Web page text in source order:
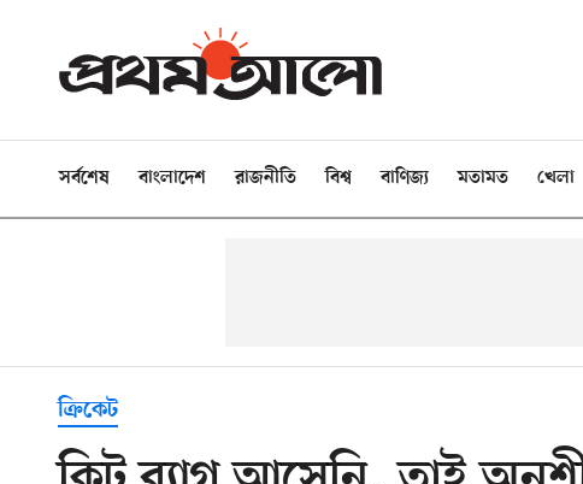
সর্বশেষ বাংলাদেশ রাজনীতি বিশ্ব বাণিজ্য মতামত খেলা
ক্রিকেট